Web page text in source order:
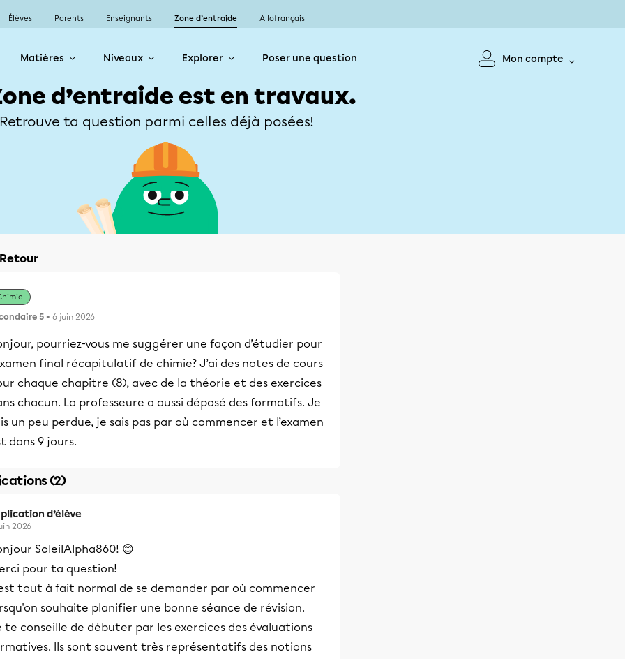
Élèves Parents Enseignants Zone d’entraide Allofrançais
Matières Niveaux Explorer Poser une question Mon compte
d’entraide est en travaux.
Retrouve ta question parmi celles déjà posées!
Retour
5 • 6 juin 2026
pourriez-vous me suggérer une façon d’étudier pour
final récapitulatif de chimie? J’ai des notes de cours
chaque chapitre (8), avec de la théorie et des exercices
chacun. La professeure a aussi déposé des formatifs. Je
un peu perdue, je sais pas par où commencer et l’examen
dans 9 jours.
(2)
d’élève
2026
SoleilAlpha860! 😊
pour ta question!
tout à fait normal de se demander par où commencer
souhaite planifier une bonne séance de révision.
te conseille de débuter par les exercices des évaluations
Ils sont souvent très représentatifs des notions